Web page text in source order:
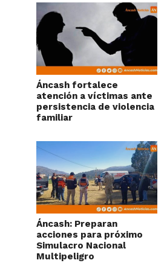
Áncash fortalece
atención a víctimas ante
persistencia de violencia
familiar
Áncash: Preparan
acciones para próximo
Simulacro Nacional
Multipeligro